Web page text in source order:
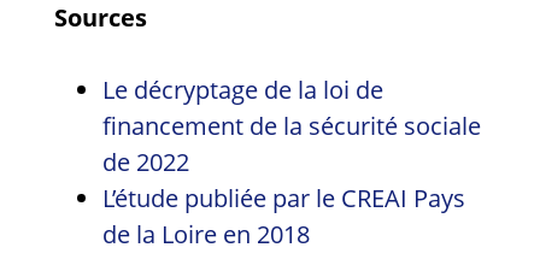
Sources
Le décryptage de la loi de
financement de la sécurité sociale
de 2022
L’étude publiée par le CREAI Pays
de la Loire en 2018